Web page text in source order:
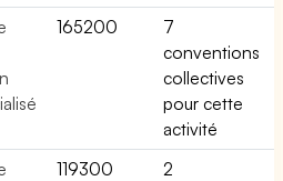
165200
7
conventions
collectives
pour cette
activité
119300
2